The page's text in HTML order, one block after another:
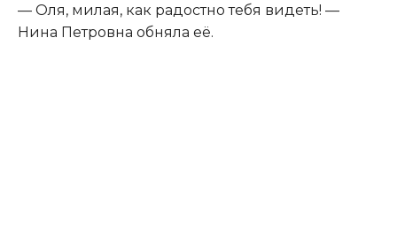
— Оля, милая, как радостно тебя видеть! —
Нина Петровна обняла её.